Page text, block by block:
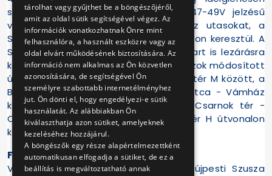
szünetel. A kimaradó szakaszon a 47-49V jelzésű
villamospótló autóbuszok szállítják az utasokat, a
Szabadság híd helyett az Erzsébet hídon keresztül. A
Szabadság híd alatt a Pesti alsó rakpart is lezárásra
kerül, ezért a 2V villamospótló autóbuszok módosított
útvonalon, a Boráros tér H és a Kálvin tér M között, a
Boráros tér H - Zsil utca - Czuczor utca - Vámház
körút - Kálvin tér M - Fővám tér - Csarnok tér -
Czuczor utca - Zsil utca - Boráros tér H útvonalon
közlekednek.
Focimeccs Újpesten
Vasárnap (május 3-án), 17.30-tól az újpesti Szusza
tárolhat vagy gyűjthet be a böngészőjéről,
amit az oldal sütik segítségével végez. Az
információk vonatkozhatnak Önre mint
felhasználóra, a használt eszközre vagy az
oldal elvárt működésének biztosítására. Az
információ nem alkalmas az Ön közvetlen
azonosítására, de segítségével Ön
személyre szabottabb internetélményhez
jut. Ön dönti el, hogy engedélyezi-e sütik
használatát. Az alábbiakban Ön
kiválaszthatja azon sütiket, amelyeknek
kezeléséhez hozzájárul.
A böngészők egy része alapértelmezettként
automatikusan elfogadja a sütiket, de ez a
beállítás is megváltoztatható annak